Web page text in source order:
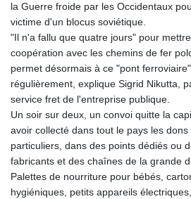
la Guerre froide par les Occidentaux
victime d'un blocus soviétique.
"Il n'a fallu que quatre jours" pour
coopération avec les chemins de fer
permet désormais à ce "pont
régulièrement, explique Sigrid Nikutta,
service fret de l'entreprise publique.
Un soir sur deux, un convoi quitte la
avoir collecté dans tout le pays les
particuliers, dans des points dédiés ou
fabricants et des chaînes de la grande
Palettes de nourriture pour bébés,
hygiéniques, petits appareils